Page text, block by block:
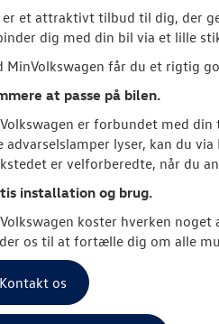
er et attraktivt tilbud til dig, der
dig med din bil via et lille
MinVolkswagen får du et rigtig
at passe på bilen.
er forbundet med
advarselslamper lyser, kan du
er velforberedte, når du
installation og brug.
koster hverken
os til at fortælle dig om alle
Kontakt os